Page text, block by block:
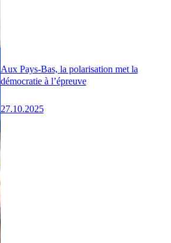
Aux Pays-Bas, la polarisation met la
démocratie à l’épreuve
27.10.2025